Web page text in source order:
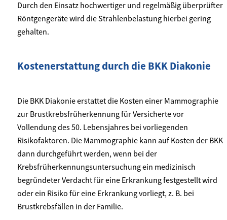
Durch den Einsatz hochwertiger und regelmäßig überprüfter
Röntgengeräte wird die Strahlenbelastung hierbei gering
gehalten.
Kostenerstattung durch die BKK Diakonie
Die BKK Diakonie erstattet die Kosten einer Mammographie
zur Brustkrebsfrüherkennung für Versicherte vor
Vollendung des 50. Lebensjahres bei vorliegenden
Risikofaktoren. Die Mammographie kann auf Kosten der BKK
dann durchgeführt werden, wenn bei der
Krebsfrüherkennungsuntersuchung ein medizinisch
begründeter Verdacht für eine Erkrankung festgestellt wird
oder ein Risiko für eine Erkrankung vorliegt, z. B. bei
Brustkrebsfällen in der Familie.